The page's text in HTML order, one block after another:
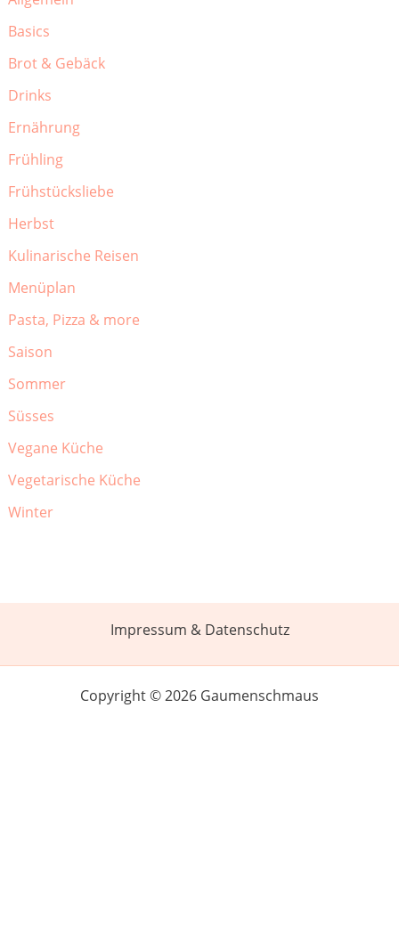
Basics
Brot & Gebäck
Drinks
Ernährung
Frühling
Frühstücksliebe
Herbst
Kulinarische Reisen
Menüplan
Pasta, Pizza & more
Saison
Sommer
Süsses
Vegane Küche
Vegetarische Küche
Winter
Impressum & Datenschutz
Copyright © 2026 Gaumenschmaus